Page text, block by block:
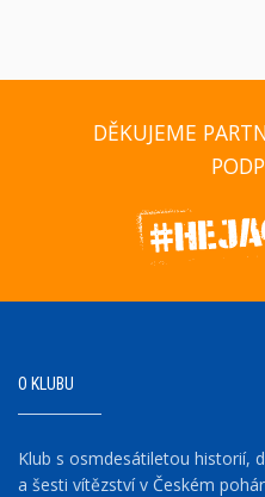
DĚKUJEME
O KLUBU
Klub s osmdesátiletou historií,
a šesti vítězství v Českém